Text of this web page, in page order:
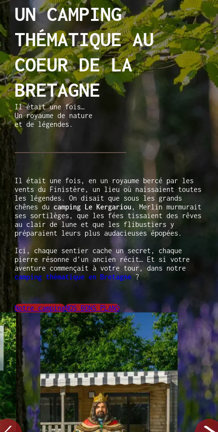
UN CAMPING
THÉMATIQUE AU
COEUR DE LA
BRETAGNE
Il était une fois…
Un royaume de nature
et de légendes.
Il était une fois, en un royaume bercé par les
vents du Finistère, un lieu où naissaient toutes
les légendes. On disait que sous les grands
chênes du camping Le Kergariou , Merlin murmurait
ses sortilèges, que les fées tissaient des rêves
au clair de lune et que les flibustiers y
préparaient leurs plus audacieuses épopées.
Ici, chaque sentier cache un secret, chaque
pierre résonne d’un ancien récit… Et si votre
aventure commençait à votre tour, dans notre
camping thématique en Bretagne?
Notre campingNOS BONS PLANS